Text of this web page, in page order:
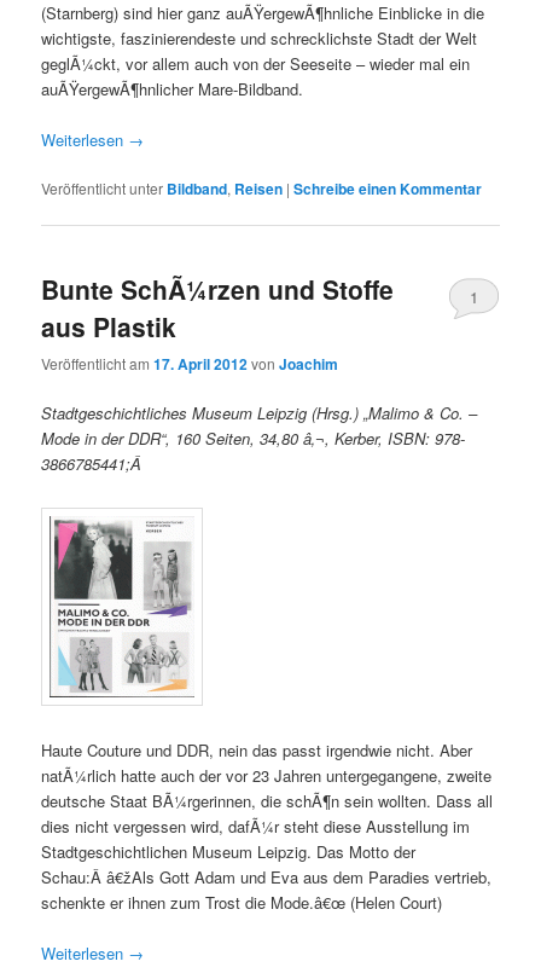
(Starnberg) sind hier ganz auÃŸergewÃ¶hnliche Einblicke in die
wichtigste, faszinierendeste und schrecklichste Stadt der Welt
geglÃ¼ckt, vor allem auch von der Seeseite – wieder mal ein
auÃŸergewÃ¶hnlicher Mare-Bildband.
Weiterlesen →
Veröffentlicht unter Bildband, Reisen |Schreibe einen Kommentar
Bunte SchÃ¼rzen und Stoffe
aus Plastik
Veröffentlicht am17. April 2012vonJoachim
1
Stadtgeschichtliches Museum Leipzig (Hrsg.) „Malimo & Co. –
Mode in der DDR“, 160 Seiten, 34,80 â‚¬, Kerber, ISBN: 978-
3866785441;Â
Haute Couture und DDR, nein das passt irgendwie nicht. Aber
natÃ¼rlich hatte auch der vor 23 Jahren untergegangene, zweite
deutsche Staat BÃ¼rgerinnen, die schÃ¶n sein wollten. Dass all
dies nicht vergessen wird, dafÃ¼r steht diese Ausstellung im
Stadtgeschichtlichen Museum Leipzig. Das Motto der
Schau:Â â€žAls Gott Adam und Eva aus dem Paradies vertrieb,
schenkte er ihnen zum Trost die Mode.â€œ (Helen Court)
Weiterlesen →